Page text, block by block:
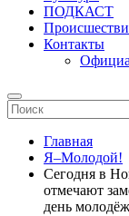
ПОДКАСТ
Контакты
Главная
Я–Молодой!
Сегодня в
отмечают
день